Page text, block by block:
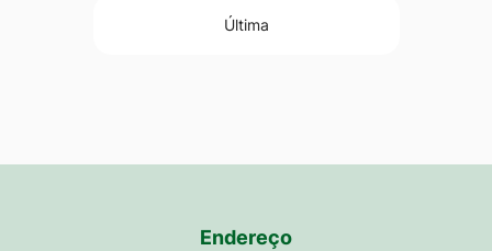
Última
Endereço